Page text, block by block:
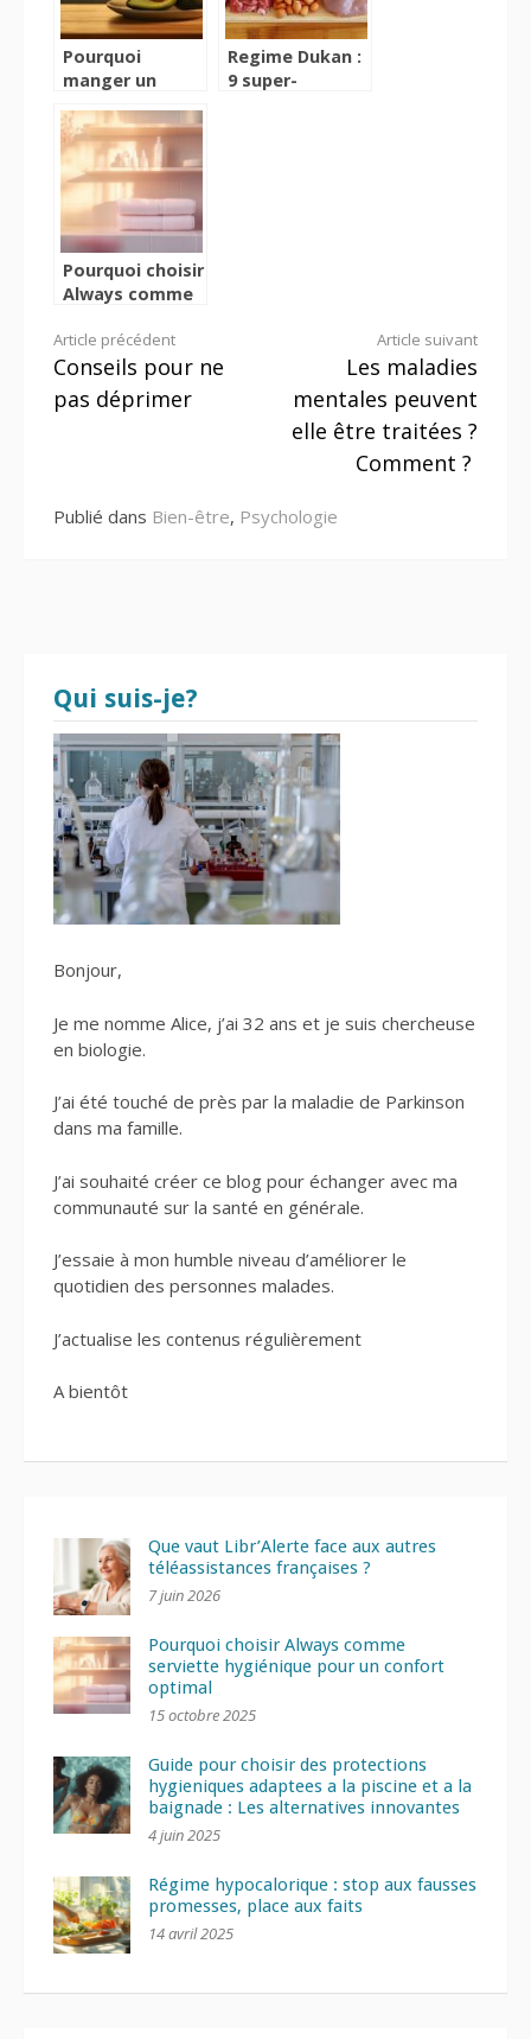
Pourquoi
manger un
peut-il etre
benefique : duel
avec les
collations
classiques du
soir
Regime Dukan :
9 super-
Pourquoi choisir
Always comme
hygiénique pour
un confort
optimal
Lire
la
Article précédent
Conseils pour ne
pas déprimer
Article suivant
Les maladies
mentales peuvent
elle être traitées ?
Comment ?
Publié dans Bien-être, Psychologie
Qui suis-je?
Bonjour,
Je me nomme Alice, j’ai 32 ans et je suis chercheuse
en biologie.
J’ai été touché de près par la maladie de Parkinson
dans ma famille.
J’ai souhaité créer ce blog pour échanger avec ma
communauté sur la santé en générale.
J’essaie à mon humble niveau d’améliorer le
quotidien des personnes malades.
J’actualise les contenus régulièrement
A bientôt
Que vaut Libr’Alerte face aux autres
téléassistances françaises ?
7 juin 2026
Pourquoi choisir Always comme
serviette hygiénique pour un confort
optimal
15 octobre 2025
Guide pour choisir des protections
hygieniques adaptees a la piscine et a la
baignade : Les alternatives innovantes
4 juin 2025
Régime hypocalorique : stop aux fausses
promesses, place aux faits
14 avril 2025